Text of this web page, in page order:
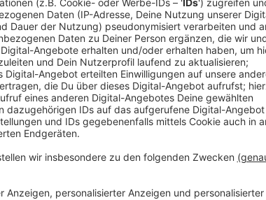
Dachgestaltung zu verzichten.
Eine einfache, sogenannte extensive
Aufbauhöhe kann man in den meisten Fällen
auch das Geld für die Dienstleistung sparen.
Wie das geht, weiß Peter Lindackers, Leiter der
Verbraucherzentrale NRW. Er möchte den
Anzeige